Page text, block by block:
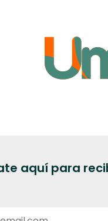
aquí para